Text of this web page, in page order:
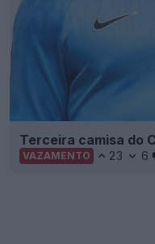
Terceira camisa do
VAZAMENTO 23 6